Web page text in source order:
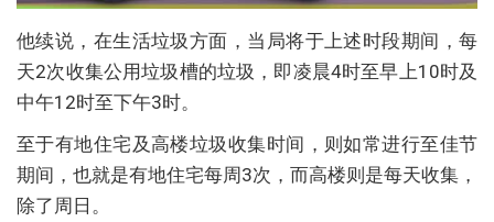
他续说，在生活垃圾方面，当局将于上述时段期间，每
天2次收集公用垃圾槽的垃圾，即凌晨4时至早上10时及
中午12时至下午3时。
至于有地住宅及高楼垃圾收集时间，则如常进行至佳节
期间，也就是有地住宅每周3次，而高楼则是每天收集，
除了周日。